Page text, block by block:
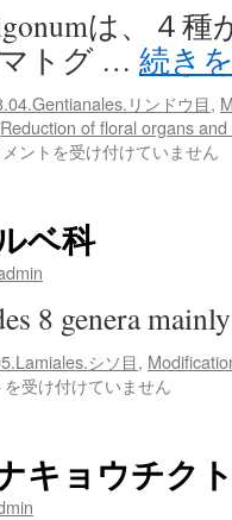
は、４
トグ … 続き
リンドウ目,
Reduction of floral organs
メントを受け付けていません
ベ科
8 genera
シソ目,
を受け付けていません
キョウチク